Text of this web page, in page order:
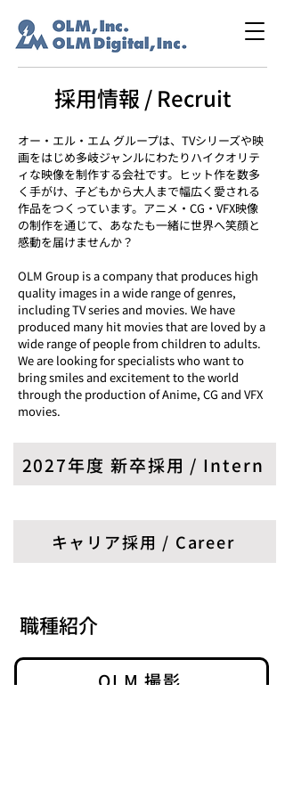
採用情報 / Recruit
オー・エル・エム グループは、TVシリーズや映
画をはじめ多岐ジャンルにわたりハイクオリテ
ィな映像を制作する会社です。ヒット作を数多
く手がけ、子どもから大人まで幅広く愛される
作品をつくっています。アニメ・CG・VFX映像
の制作を通じて、あなたも一緒に世界へ笑顔と
感動を届けませんか？
OLM Group is a company that produces high
quality images in a wide range of genres,
including TV series and movies. We have
produced many hit movies that are loved by a
wide range of people from children to adults.
We are looking for specialists who want to
bring smiles and excitement to the world
through the production of Anime, CG and VFX
movies.
2027年度 新卒採用 / Intern
キャリア採用 / Career
職種紹介
OLM 撮影